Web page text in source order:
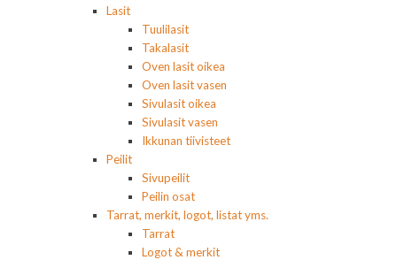
Lasit
Tuulilasit
Takalasit
Oven lasit oikea
Oven lasit vasen
Sivulasit oikea
Sivulasit vasen
Ikkunan tiivisteet
Peilit
Sivupeilit
Peilin osat
Tarrat, merkit, logot, listat yms.
Tarrat
Logot & merkit